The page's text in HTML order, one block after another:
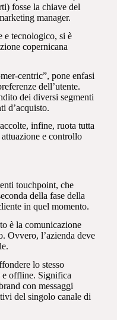
fosse la chiave del
manager.
e tecnologico, si è
copernicana
centric”, pone enfasi
dell’utente.
dei diversi segmenti
d’acquisto.
infine, ruota tutta
e controllo
touchpoint, che
della fase della
in quel momento.
è la comunicazione
Ovvero, l’azienda deve
lo stesso
e offline. Significa
con messaggi
del singolo canale di